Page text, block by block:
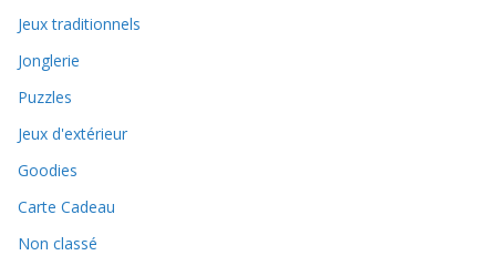
Jeux traditionnels
Jonglerie
Puzzles
Jeux d'extérieur
Goodies
Carte Cadeau
Non classé